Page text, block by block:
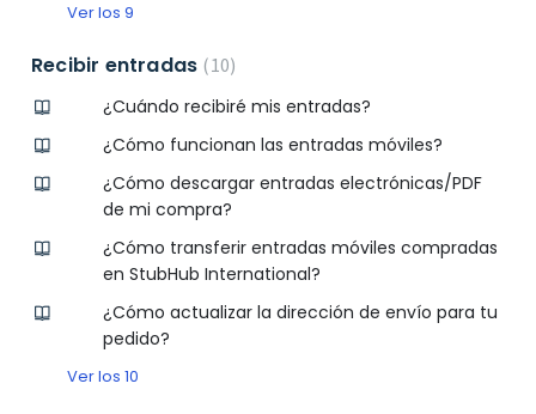
Ver los 9
Recibir entradas 10
¿Cuándo recibiré mis entradas?
¿Cómo funcionan las entradas móviles?
¿Cómo descargar entradas electrónicas/PDF
de mi compra?
¿Cómo transferir entradas móviles compradas
en StubHub International?
¿Cómo actualizar la dirección de envío para tu
pedido?
Ver los 10